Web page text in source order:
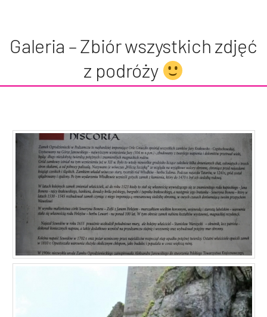
Galeria – Zbiór wszystkich zdjęć
z podróży